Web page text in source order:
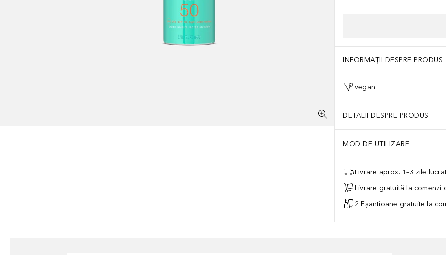
INFORMAȚII DESPRE PRODUS
vegan
DETALII DESPRE PRODUS
MOD DE UTILIZARE
Livrare aprox. 1–3 zile
Livrare gratuită la comenzi
2 Eșantioane gratuite la